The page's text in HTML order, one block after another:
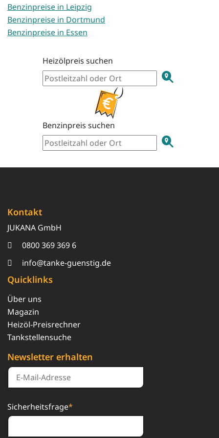
Benzinpreise in Leipzig
Benzinpreise in Dortmund
Benzinpreise in Essen
Heizölpreis suchen
Benzinpreis suchen
Kontakt
JUKANA GmbH
0800 369 369 6
info@tanke-guenstig.de
Quicklinks
Über uns
Magazin
Heizöl-Preisrechner
Tankstellensuche
Newsletter erhalten
Sicherheitsfrage*